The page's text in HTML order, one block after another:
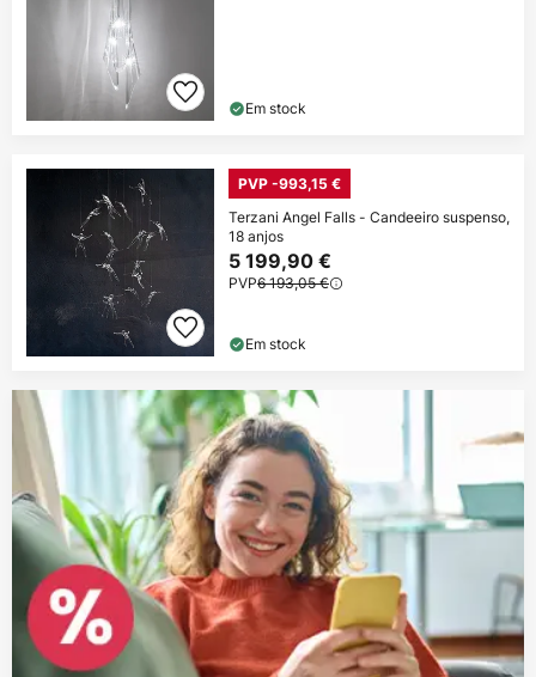
Em stock
PVP -993,15 €
Terzani Angel Falls - Candeeiro suspenso,
18 anjos
5 199,90 €
PVP6 193,05 €
Em stock